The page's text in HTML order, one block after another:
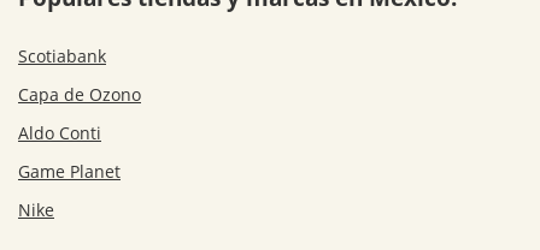
Scotiabank
Capa de Ozono
Aldo Conti
Game Planet
Nike